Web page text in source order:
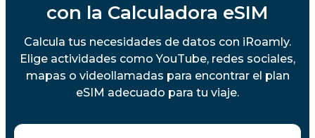
con la Calculadora eSIM
Calcula tus necesidades de datos con iRoamly.
Elige actividades como YouTube, redes sociales,
mapas o videollamadas para encontrar el plan
eSIM adecuado para tu viaje.